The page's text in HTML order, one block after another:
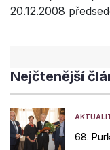
20.12.2008
Nejčtenější
68.